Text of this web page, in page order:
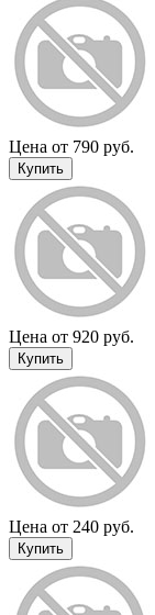
Цена от 790 руб.
Купить
Цена от 920 руб.
Купить
Цена от 240 руб.
Купить